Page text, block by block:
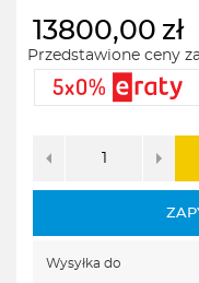
13800,00 zł
Przedstawione ceny
Wysyłka do